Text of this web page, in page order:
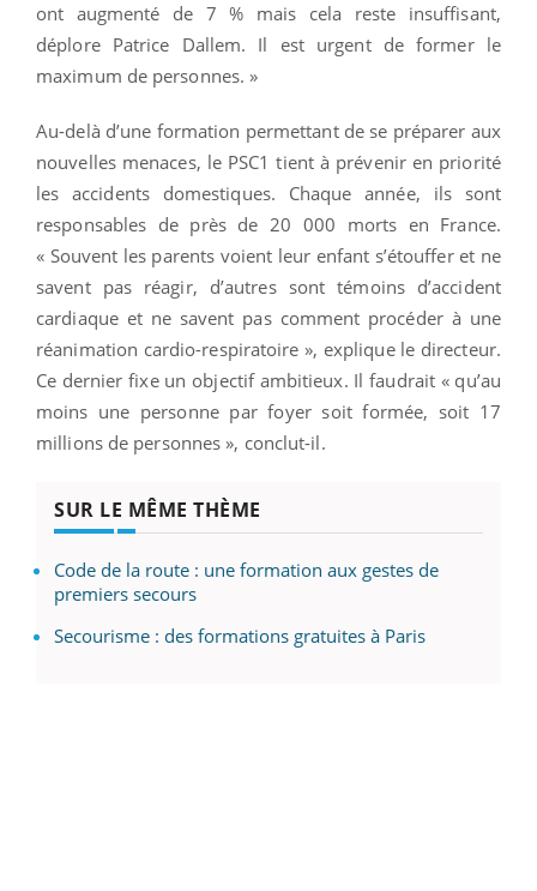
ont augmenté de 7 % mais cela reste insuffisant,
déplore Patrice Dallem. Il est urgent de former le
maximum de personnes. »
Au-delà d’une formation permettant de se préparer aux
nouvelles menaces, le PSC1 tient à prévenir en priorité
les accidents domestiques. Chaque année, ils sont
responsables de près de 20 000 morts en France.
« Souvent les parents voient leur enfant s’étouffer et ne
savent pas réagir, d’autres sont témoins d’accident
cardiaque et ne savent pas comment procéder à une
réanimation cardio-respiratoire », explique le directeur.
Ce dernier fixe un objectif ambitieux. Il faudrait « qu’au
moins une personne par foyer soit formée, soit 17
millions de personnes », conclut-il.
SUR LE MÊME THÈME
Code de la route : une formation aux gestes de
premiers secours
Secourisme : des formations gratuites à Paris